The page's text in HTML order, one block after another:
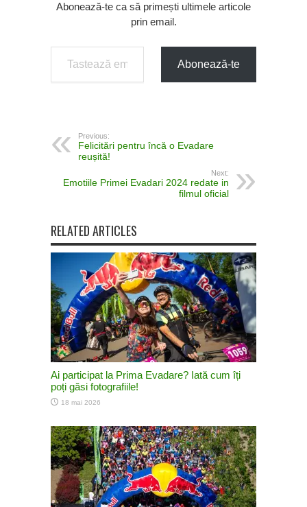
Abonează-te ca să primești ultimele articole
prin email.
Tastează emailul tău...
Abonează-te
Previous:
Felicitări pentru încă o Evadare
reușită!
Next:
Emotiile Primei Evadari 2024 redate in
filmul oficial
RELATED ARTICLES
Ai participat la Prima Evadare? Iată cum îți
poți găsi fotografiile!
18 mai 2026